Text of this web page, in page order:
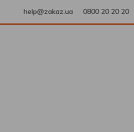
help@zakaz.ua 0800 20 20 20